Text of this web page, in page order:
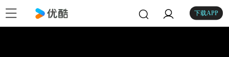
下载APP